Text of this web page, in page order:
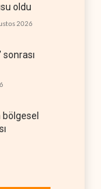
oldu
2026
sonrası